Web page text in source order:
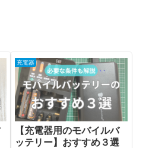
充電器
【充電器用のモバイルバ
ッテリー】おすすめ３選